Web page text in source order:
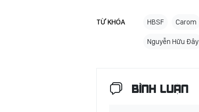
TỪ KHÓA HBSF Carom
Nguyễn Hữu Đây
BÌNH LUẬN